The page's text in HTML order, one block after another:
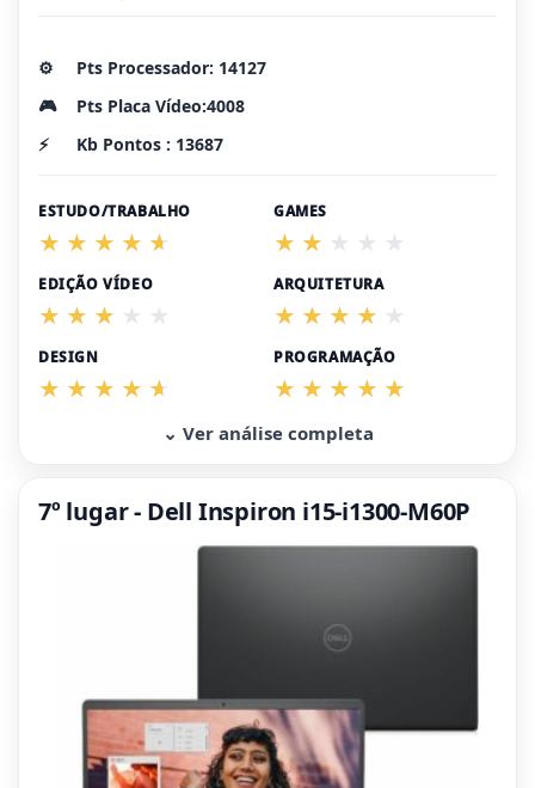
⚙️
Pts Processador: 14127
🎮
Pts Placa Vídeo:4008
⚡
Kb Pontos : 13687
ESTUDO/TRABALHO GAMES
EDIÇÃO VÍDEO ARQUITETURA
DESIGN PROGRAMAÇÃO
⌄ Ver análise completa
7º lugar - Dell Inspiron i15-i1300-M60P